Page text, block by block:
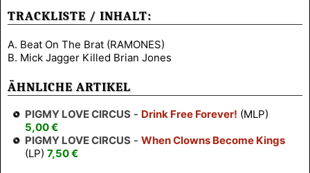
TRACKLISTE / INHALT:
A. Beat On The Brat (RAMONES)
B. Mick Jagger Killed Brian Jones
ÄHNLICHE ARTIKEL
PIGMY LOVE CIRCUS - Drink Free Forever! (MLP)
5,00 €
PIGMY LOVE CIRCUS - When Clowns Become Kings
(LP) 7,50 €